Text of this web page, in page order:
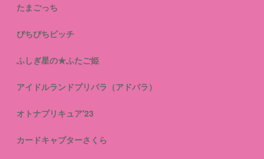
たまごっち
ぴちぴちピッチ
ふしぎ星の★ふたご姫
アイドルランドプリパラ（アドパラ）
オトナプリキュア'23
カードキャプターさくら